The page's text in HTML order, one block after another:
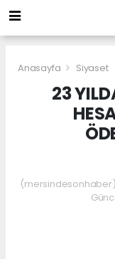
Anasayfa Siyaset
23